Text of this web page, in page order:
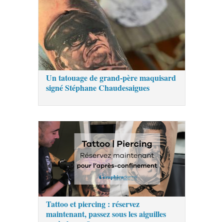
Un tatouage de grand-père maquisard
signé Stéphane Chaudesaigues
Tattoo et piercing : réservez
maintenant, passez sous les aiguilles